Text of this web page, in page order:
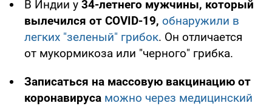
В Индии у 34-летнего мужчины, который
вылечился от COVID-19, обнаружили в
легких "зеленый" грибок. Он отличается
от мукормикоза или "черного" грибка.
Записаться на массовую вакцинацию от
коронавируса можно через медицинский